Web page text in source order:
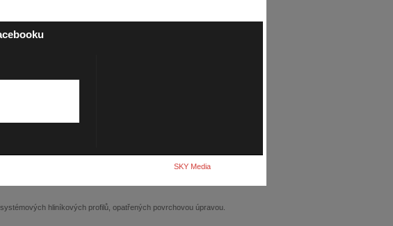
SKY Media
hliníkových profilů, opatřených povrchovou úpravou.